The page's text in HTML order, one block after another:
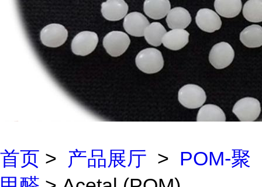
首页 > 产品展厅 > POM-聚